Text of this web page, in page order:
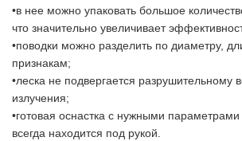
•в нее можно упаковать большое
что значительно увеличивает
•поводки можно разделить по диаметру,
признакам;
•леска не подвергается разрушительному
излучения;
•готовая оснастка с нужными
всегда находится под рукой.